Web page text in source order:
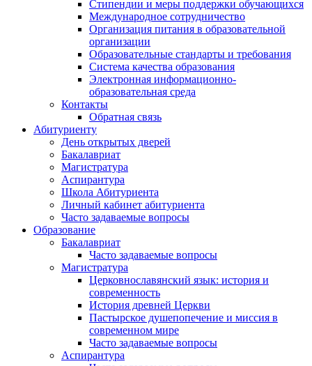
Стипендии и меры поддержки обучающихся
Международное сотрудничество
Организация питания в образовательной
организации
Образовательные стандарты и требования
Система качества образования
Электронная информационно-
образовательная среда
Контакты
Обратная связь
Абитуриенту
День открытых дверей
Бакалавриат
Магистратура
Аспирантура
Школа Абитуриента
Личный кабинет абитуриента
Часто задаваемые вопросы
Образование
Бакалавриат
Часто задаваемые вопросы
Магистратура
Церковнославянский язык: история и
современность
История древней Церкви
Пастырское душепопечение и миссия в
современном мире
Часто задаваемые вопросы
Аспирантура